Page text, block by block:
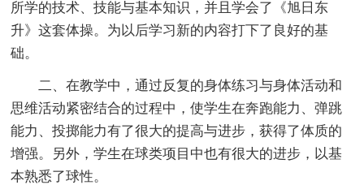
所学的技术、技能与基本知识，并且学会了《旭日东
升》这套体操。为以后学习新的内容打下了良好的基
础。
二、在教学中，通过反复的身体练习与身体活动和
思维活动紧密结合的过程中，使学生在奔跑能力、弹跳
能力、投掷能力有了很大的提高与进步，获得了体质的
增强。另外，学生在球类项目中也有很大的进步，以基
本熟悉了球性。